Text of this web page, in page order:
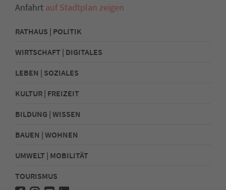
Anfahrt auf Stadtplan zeigen
RATHAUS | POLITIK
WIRTSCHAFT | DIGITALES
LEBEN | SOZIALES
KULTUR | FREIZEIT
BILDUNG | WISSEN
BAUEN | WOHNEN
UMWELT | MOBILITÄT
TOURISMUS